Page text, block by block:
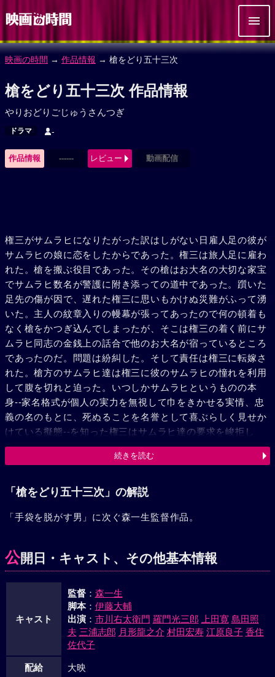
映画の時間 → 作品情報 → 槍をどり五十三次
槍をどり五十三次 作品情報
やりおどりごじゅうさんつぎ
ドラマ -
作品情報 ------ レビュー 動画配信
権三がサムラヒになりたがった訳はしがない日雇人足の彼が
サムラヒの娘に恋をしたからであった。権三は旅人足に雇わ
れた。槍を搬ぶ役目であった。その槍はお大名の大切な家宝
でサムラヒ数名が警護に附き添っての道中であった。躓いた
足先の傷が因で、遅れた権三に思いもかけぬ災難がふって湧
いた。主人の紋章入りの幔幕が張ってあったので何の頓着も
なく槍をかつぎ込んでしまったが、そこは権三の着く前にサ
ムラヒ同志の金銭上の話合で他のお大名が宿っているところ
であったのだ。問題は紛糾した。そして責任は権三に転嫁さ
れた。槍方のサムラヒ達は権三に彼のサムラヒの憧れを利用
して腹を切れと迫った。いつしかサムラヒというものの本
身--家名格式が個人の実力を無視して巾をきかせる実情、忠
義の名のもとに、死ぬることを名誉として喜ぶらしく見せか
けている擬態--を知った権三はサムラヒ達の要求を峻拒し
た。権三は覚醒した一個の人間として理不尽な権力の暴圧に
反発して起き上がった。そして日頃からサムラヒへ憤りを抱
続きを読む
「槍をどり五十三次」の解説
「手袋を脱がす男」に次ぐ森一生監督作品。
公開日・キャスト、その他基本情報
キャスト
監督： 森一生
脚本： 伊藤大輔
出演： 市川右太衛門 羅門光三郎 上田寛 島田照
夫 三浦志郎 月形龍之介 村田宏寿 江原良子 香住
佐代子
配給 大映